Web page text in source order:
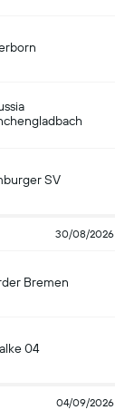
SV
30/08/2026
Bremen
04
04/09/2026